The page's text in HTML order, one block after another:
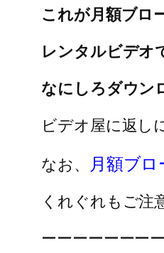
これが月額ブロ
レンタルビデオ
なにしろダウン
ビデオ屋に返し
なお、
月額ブ
くれぐれもご注
ーーーーーーー